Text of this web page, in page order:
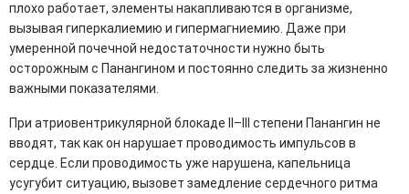
плохо работает, элементы накапливаются в организме,
вызывая гиперкалиемию и гипермагниемию. Даже при
умеренной почечной недостаточности нужно быть
осторожным с Панангином и постоянно следить за жизненно
важными показателями.
При атриовентрикулярной блокаде II–III степени Панангин не
вводят, так как он нарушает проводимость импульсов в
сердце. Если проводимость уже нарушена, капельница
усугубит ситуацию, вызовет замедление сердечного ритма